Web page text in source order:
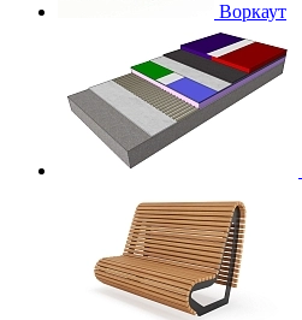
Воркаут